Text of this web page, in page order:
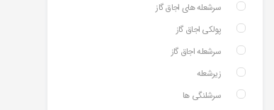
سرشعله های اجاق گاز
پولکی اجاق گاز
سرشعله اجاق گاز
زیرشعله
سرشلنگی ها